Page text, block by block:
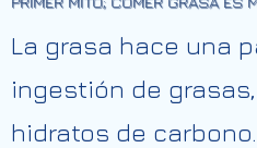
La grasa hace una
ingestión de
hidratos de